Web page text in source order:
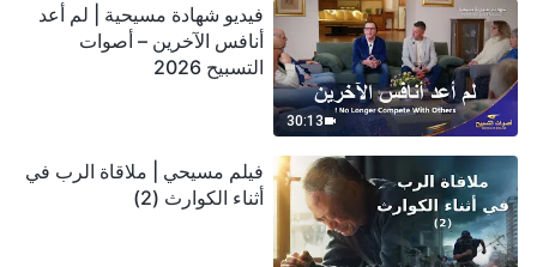
30:13
فيديو شهادة مسيحية | لم أعد
أنافس الآخرين – أصوات
التسبيح 2026
فيلم مسيحي | ملاقاة الرب في
أثناء الكوارث (2)